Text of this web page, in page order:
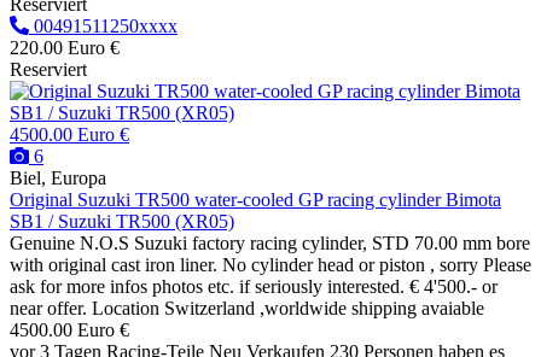
Reserviert
00491511250xxxx
220.00 Euro €
Reserviert
4500.00 Euro €
6
Biel, Europa
Original Suzuki TR500 water-cooled GP racing cylinder Bimota
SB1 / Suzuki TR500 (XR05)
Genuine N.O.S Suzuki factory racing cylinder, STD 70.00 mm bore
with original cast iron liner. No cylinder head or piston , sorry Please
ask for more infos photos etc. if seriously interested. € 4'500.- or
near offer. Location Switzerland ,worldwide shipping avaiable
4500.00 Euro €
vor 3 Tagen Racing-Teile Neu Verkaufen 230 Personen haben es